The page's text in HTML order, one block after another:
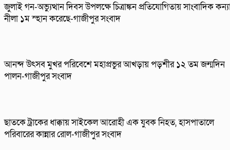
জুলাই গন-অভ্যুত্থান দিবস উপলক্ষে চিত্রাঙ্কন প্রতিযোগিতায় সাংবাদিক
নীলা ১ম স্হান করেছে-গাজীপুর সংবাদ
আনন্দ উৎসব মুখর পরিবেশে মহাপ্রভুর আখড়ায় পড়শীর ১২ তম জন্মদিন
পালন-গাজীপুর সংবাদ
ছাতকে ট্রাকের ধাক্কায় সাইকেল আরোহী এক যুবক নিহত, হাসপাতালে
পরিবারের কান্নার রোল-গাজীপুর সংবাদ